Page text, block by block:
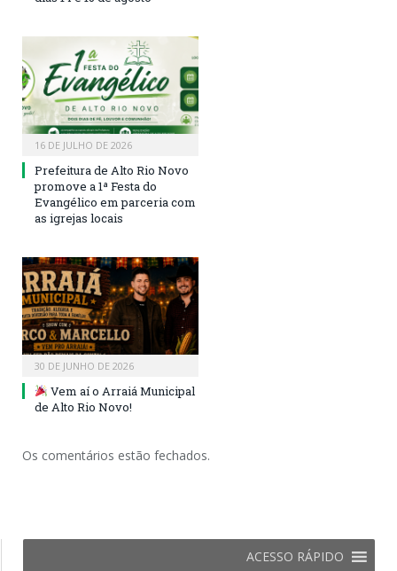
16 DE JULHO DE 2026
Prefeitura de Alto Rio Novo
promove a 1ª Festa do
Evangélico em parceria com
as igrejas locais
30 DE JUNHO DE 2026
Vem aí o Arraiá Municipal
de Alto Rio Novo!
Os comentários estão fechados.
ACESSO RÁPIDO